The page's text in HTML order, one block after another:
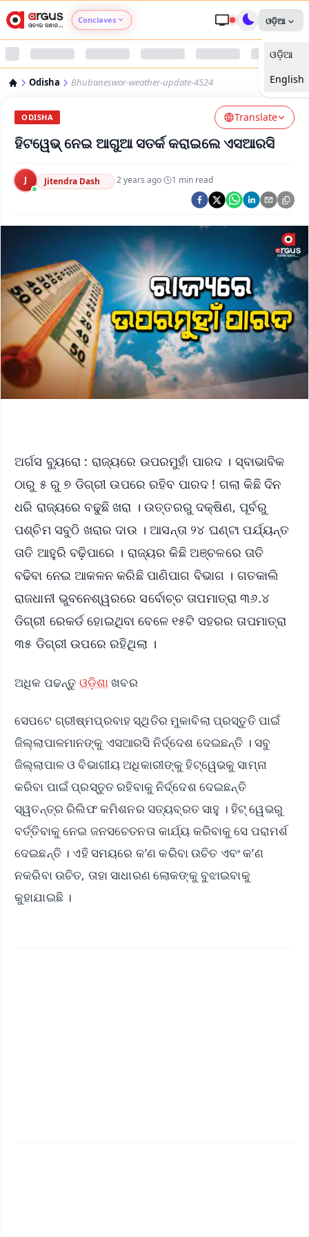
Conclaves
Argus Nari Shakti
Argus Swaad Odisha
Argus Chalo Dekhein Apna Desh
ଓଡ଼ିଆ
ଓଡ଼ିଆ
English
Odisha Bhubaneswar-weather-update-4524
ODISHA Translate
ହିଟୱେଭ୍ ନେଇ ଆଗୁଆ ସତର୍କ କରାଇଲେ ଏସଆରସି
J Jitendra Dash ·2 years ago· 1 min read
ଅର୍ଗସ ବ୍ୟୁରୋ : ରାଜ୍ୟରେ ଉପରମୁହାଁ ପାରଦ । ସ୍ବାଭାବିକ
ଠାରୁ ୫ ରୁ ୭ ଡିଗ୍ରୀ ଉପରେ ରହିବ ପାରଦ ! ଗଲା କିଛି ଦିନ
ଧରି ରାଜ୍ୟରେ ବଢୁଛି ଖରା । ଉତ୍ତରରୁ ଦକ୍ଷିଣ, ପୂର୍ବରୁ
ପଶ୍ଚିମ ସବୁଠି ଖରାର ଦାଉ । ଆସନ୍ତା ୨୪ ଘଣ୍ଟା ପର୍ଯ୍ୟନ୍ତ
ତାତି ଆହୁରି ବଢ଼ିପାରେ । ରାଜ୍ୟର କିଛି ଅଞ୍ଚଳରେ ତାତି
ବଢିବା ନେଇ ଆକଳନ କରିଛି ପାଣିପାଗ ବିଭାଗ । ଗତକାଲି
ରାଜଧାନୀ ଭୁବନେଶ୍ୱରରେ ସର୍ବୋଚ୍ଚ ତାପମାତ୍ରା ୩୬.୪
ଡିଗ୍ରୀ ରେକର୍ଡ ହୋଇଥିବା ବେଳେ ୧୫ଟି ସହରର ତାପମାତ୍ରା
୩୫ ଡିଗ୍ରୀ ଉପରେ ରହିଥିଲା ।
ଅଧିକ ପଢନ୍ତୁ ଓଡ଼ିଶା ଖବର
ସେପଟେ ଗ୍ରୀଷ୍ମପ୍ରବାହ ସ୍ଥିତିର ମୁକାବିଲା ପ୍ରସ୍ତୁତି ପାଇଁ
ଜିଲ୍ଲାପାଳମାନଙ୍କୁ ଏସଆରସି ନିର୍ଦ୍ଦେଶ ଦେଇଛନ୍ତି । ସବୁ
ଜିଲ୍ଲାପାଳ ଓ ବିଭାଗୀୟ ଅଧିକାରୀଙ୍କୁ ହିଟ୍‌ୱେଭକୁ ସାମ୍ନା
କରିବା ପାଇଁ ପ୍ରସ୍ତୁତ ରହିବାକୁ ନିର୍ଦ୍ଦେଶ ଦେଇଛନ୍ତି
ସ୍ୱତନ୍ତ୍ର ରିଲିଫ କମିଶନର ସତ୍ୟବ୍ରତ ସାହୁ । ହିଟ୍ ୱେଭରୁ
ବର୍ତ୍ତିବାକୁ ନେଇ ଜନସଚେତନତା କାର୍ଯ୍ୟ କରିବାକୁ ସେ ପରାମର୍ଶ
ଦେଇଛନ୍ତି । ଏହି ସମୟରେ କ’ଣ କରିବା ଉଚିତ ଏବଂ କ’ଣ
ନକରିବା ଉଚିତ, ତାହା ସାଧାରଣ ଲୋକଙ୍କୁ ବୁଝାଇବାକୁ
କୁହାଯାଇଛି ।